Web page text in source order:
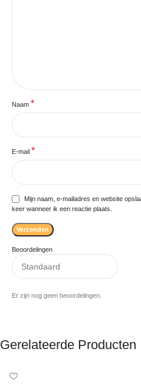
Beoordelingen
Er zijn nog geen beoordelingen.
Naam *
E-mail *
Mijn naam, e-mailadres en website
keer wanneer ik een reactie plaats.
Gerelateerde Producten